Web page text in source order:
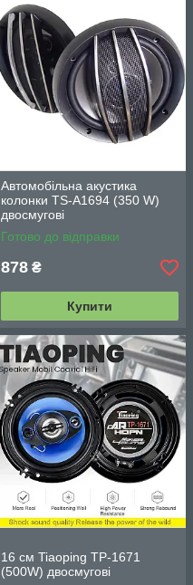
Автомобільна акустика
колонки TS-A1694 (350 W)
двосмугові
Готово до відправки
878 ₴
Купити
16 см Tiaoping TP-1671
(500W) двосмугові